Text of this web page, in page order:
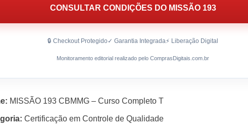
CONSULTAR CONDIÇÕES DO MISSÃO 193
🔒 Checkout Protegido ✓ Garantia Integrada⚡ Liberação Digital
Monitoramento editorial realizado pelo ComprasDigitais.com.br
MISSÃO 193 CBMMG – Curso Completo T
Certificação em Controle de Qualidade